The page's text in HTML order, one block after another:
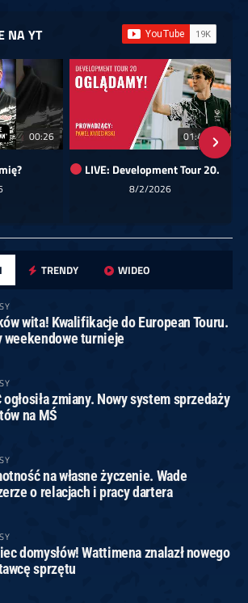
NA YT
00:26 01:40:24
LIVE: Development Tour 20.
8/2/2026
TRENDY WIDEO
wita! Kwalifikacje do European Touru.
weekendowe turnieje
ogłosiła zmiany. Nowy system sprzedaży
na MŚ
na własne życzenie. Wade
o relacjach i pracy dartera
domysłów! Wattimena znalazł nowego
sprzętu